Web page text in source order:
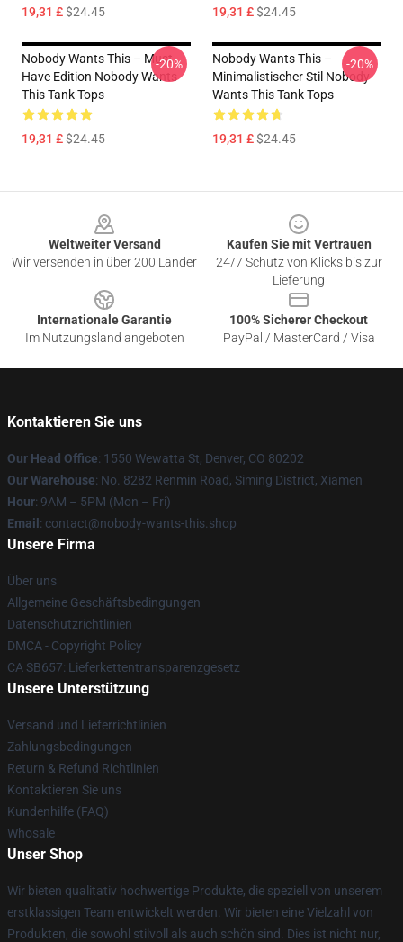
19,31 £$24.45 19,31 £$24.45
Nobody Wants This – Must-
Have Edition Nobody Wants
This Tank Tops
19,31 £$24.45
-20%
Nobody Wants This –
Minimalistischer Stil Nobody
Wants This Tank Tops
19,31 £$24.45
-20%
Weltweiter Versand
Wir versenden in über 200 Länder
Kaufen Sie mit Vertrauen
24/7 Schutz von Klicks bis zur
Lieferung
Internationale Garantie
Im Nutzungsland angeboten
100% Sicherer Checkout
PayPal / MasterCard / Visa
Kontaktieren Sie uns
Our Head Office: 1550 Wewatta St, Denver, CO 80202
Our Warehouse: No. 8282 Renmin Road, Siming District, Xiamen
Hour: 9AM – 5PM (Mon – Fri)
Email : contact@nobody-wants-this.shop
Unsere Firma
Über uns
Allgemeine Geschäftsbedingungen
Datenschutzrichtlinien
DMCA - Copyright Policy
CA SB657: Lieferkettentransparenzgesetz
Unsere Unterstützung
Versand und Lieferrichtlinien
Zahlungsbedingungen
Return & Refund Richtlinien
Kontaktieren Sie uns
Kundenhilfe (FAQ)
Whosale
Unser Shop
Wir bieten qualitativ hochwertige Produkte, die speziell von unserem
erstklassigen Team entwickelt werden. Wir bieten eine Vielzahl von
Produkten, die sowohl stilvoll als auch schön sind. Dies ist nicht nur,